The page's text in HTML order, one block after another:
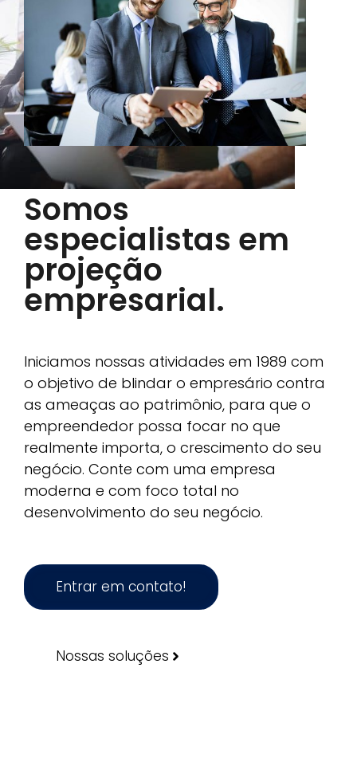
Somos
especialistas em
projeção
empresarial.
Iniciamos nossas atividades em 1989 com
o objetivo de blindar o empresário contra
as ameaças ao patrimônio, para que o
empreendedor possa focar no que
realmente importa, o crescimento do seu
negócio. Conte com uma empresa
moderna e com foco total no
desenvolvimento do seu negócio.
Entrar em contato!
Nossas soluções